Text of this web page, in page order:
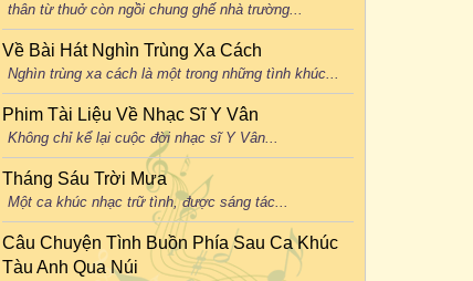
thân từ thuở còn ngồi chung ghế nhà trường...
Về Bài Hát Nghìn Trùng Xa Cách
Nghìn trùng xa cách là một trong những tình khúc...
Phim Tài Liệu Về Nhạc Sĩ Y Vân
Không chỉ kể lại cuộc đời nhạc sĩ Y Vân...
Tháng Sáu Trời Mưa
Một ca khúc nhạc trữ tình, được sáng tác...
Câu Chuyện Tình Buồn Phía Sau Ca Khúc
Tàu Anh Qua Núi